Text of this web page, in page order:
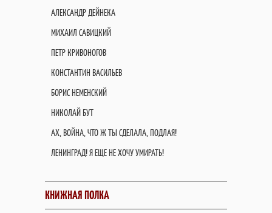
АЛЕКСАНДР ДЕЙНЕКА
МИХАИЛ САВИЦКИЙ
ПЕТР КРИВОНОГОВ
КОНСТАНТИН ВАСИЛЬЕВ
БОРИС НЕМЕНСКИЙ
НИКОЛАЙ БУТ
АХ, ВОЙНА, ЧТО Ж ТЫ СДЕЛАЛА, ПОДЛАЯ!
ЛЕНИНГРАД! Я ЕЩЕ НЕ ХОЧУ УМИРАТЬ!
КНИЖНАЯ ПОЛКА